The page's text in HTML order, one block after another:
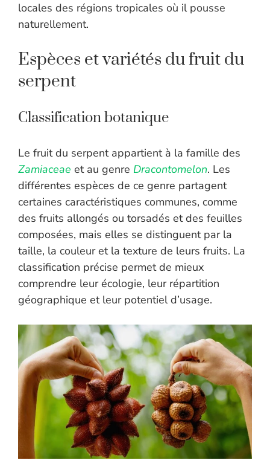
locales des régions tropicales où il pousse
naturellement.
Espèces et variétés du fruit du
serpent
Classification botanique
Le fruit du serpent appartient à la famille des
Zamiaceae et au genre Dracontomelon. Les
différentes espèces de ce genre partagent
certaines caractéristiques communes, comme
des fruits allongés ou torsadés et des feuilles
composées, mais elles se distinguent par la
taille, la couleur et la texture de leurs fruits. La
classification précise permet de mieux
comprendre leur écologie, leur répartition
géographique et leur potentiel d’usage.